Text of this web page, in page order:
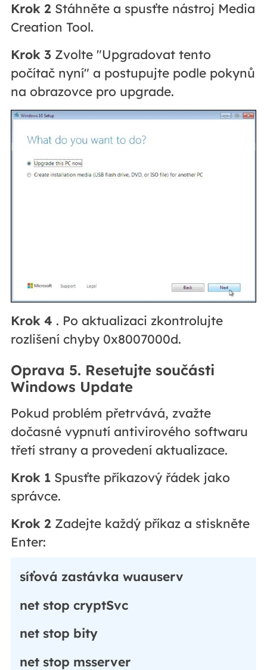
Krok 2Stáhněte a spusťte nástroj Media
Creation Tool.
Krok 3Zvolte "Upgradovat tento
počítač nyní" a postupujte podle pokynů
na obrazovce pro upgrade.
Krok 4 . Po aktualizaci zkontrolujte
rozlišení chyby 0x8007000d.
Oprava 5. Resetujte součásti
Windows Update
Pokud problém přetrvává, zvažte
dočasné vypnutí antivirového softwaru
třetí strany a provedení aktualizace.
Krok 1Spusťte příkazový řádek jako
správce.
Krok 2Zadejte každý příkaz a stiskněte
Enter:
síťová zastávka wuauserv
net stop cryptSvc
net stop bity
net stop msserver